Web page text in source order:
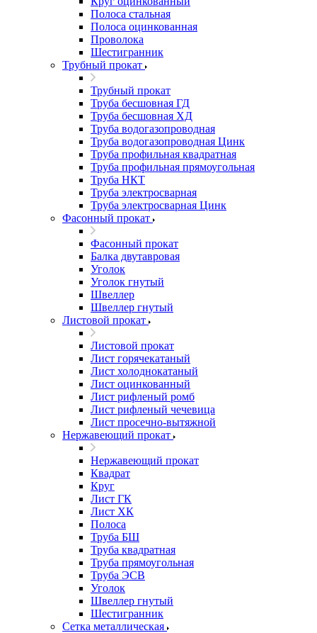
Полоса стальная
Полоса оцинкованная
Проволока
Шестигранник
Трубный прокат
Трубный прокат
Труба бесшовная ГД
Труба бесшовная ХД
Труба водогазопроводная
Труба водогазопроводная Цинк
Труба профильная квадратная
Труба профильная прямоугольная
Труба НКТ
Труба электросварная
Труба электросварная Цинк
Фасонный прокат
Фасонный прокат
Балка двутавровая
Уголок
Уголок гнутый
Швеллер
Швеллер гнутый
Листовой прокат
Листовой прокат
Лист горячекатаный
Лист холоднокатаный
Лист оцинкованный
Лист рифленый ромб
Лист рифленый чечевица
Лист просечно-вытяжной
Нержавеющий прокат
Нержавеющий прокат
Квадрат
Круг
Лист ГК
Лист ХК
Полоса
Труба БШ
Труба квадратная
Труба прямоугольная
Труба ЭСВ
Уголок
Швеллер гнутый
Шестигранник
Сетка металлическая